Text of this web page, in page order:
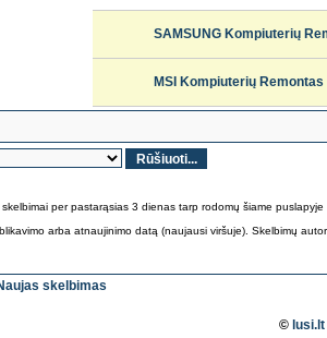
SAMSUNG Kompiuterių
MSI Kompiuterių
per pastarąsias 3 dienas tarp rodomų šiame puslapyje
arba atnaujinimo datą (naujausi viršuje). Skelbimų
skelbimas
©